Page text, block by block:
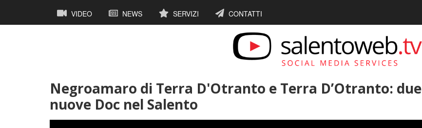
contenuto
Navigazione
principale
VIDEO NEWS SERVIZI CONTATTI
Negroamaro di Terra D'Otranto e Terra D’Otranto: due
nuove Doc nel Salento